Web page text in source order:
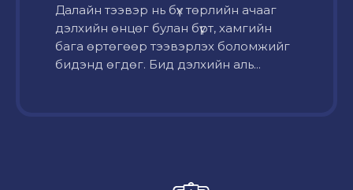
Далайн тээвэр нь бүх төрлийн ачааг
дэлхийн өнцөг булан бүрт, хамгийн
бага өртөгөөр тээвэрлэх боломжийг
бидэнд өгдөг. Бид дэлхийн аль...